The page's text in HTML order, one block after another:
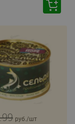
руб./шт